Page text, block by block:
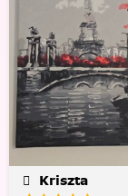
Kriszta